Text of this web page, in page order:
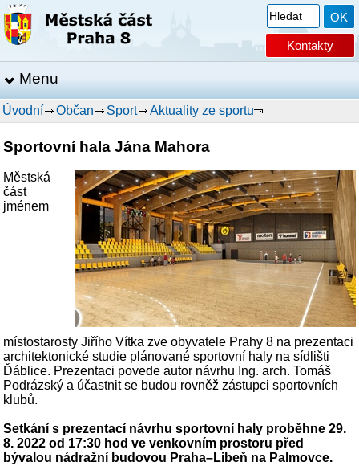
Kontakty
Menu
Úvodní Občan Sport Aktuality ze sportu
Sportovní hala Jána Mahora
Městská
část
jménem
místostarosty Jiřího Vítka zve obyvatele Prahy 8 na prezentaci
architektonické studie plánované sportovní haly na sídlišti
Ďáblice. Prezentaci povede autor návrhu Ing. arch. Tomáš
Podrázský a účastnit se budou rovněž zástupci sportovních
klubů.
Setkání s prezentací návrhu sportovní haly proběhne 29.
8. 2022 od 17:30 hod ve venkovním prostoru před
bývalou nádražní budovou Praha–Libeň na Palmovce.